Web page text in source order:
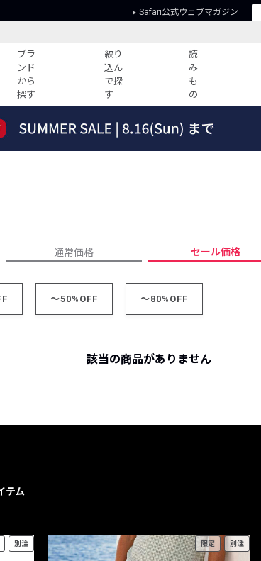
Safari公式ウェブマガジン
ブラ
ンド
から
探す
絞り
込ん
で探
す
読
み
も
の
すべての記事
人気記事ランキング
ウィークリーコーデ
プライバシーポリシー
通常価格 セール価格
～50%OFF ～80%OFF
該当の商品がありません
テム
別注 限定 別注